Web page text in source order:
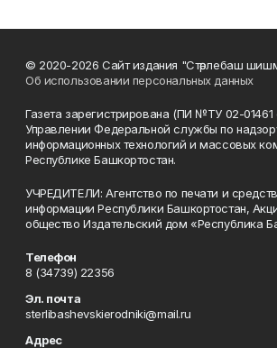
© 2020-2026 Сайт издания "Стәрлебаш
Об использовании персональных данных
Газета зарегистрирована (ПИ №ТУ 02-01461
Управлении Федеральной службы по
информационных технологий и массовых
Республике Башкортостан.
УЧРЕДИТЕЛИ: Агентство по печати и
информации Республики Башкортостан,
общество Издательский дом «Республика
Телефон
8 (34739) 22356
Эл. почта
sterlibashevskierodniki@mail.ru
Адрес